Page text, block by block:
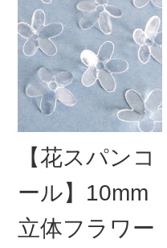
【花スパンコ
ール】10mm
立体フラワー